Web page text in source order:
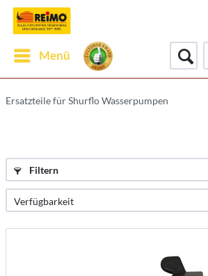
Menü
Ersatzteile für Shurflo Wasserpumpen
Filtern